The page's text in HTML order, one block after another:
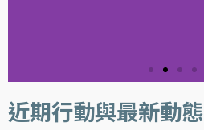
近期行動與最新動態